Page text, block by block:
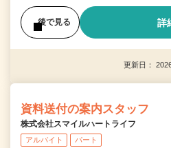
後で見る 詳
更新日：
資料送付の案内スタッフ
株式会社スマイルハートライフ
アルバイト パート